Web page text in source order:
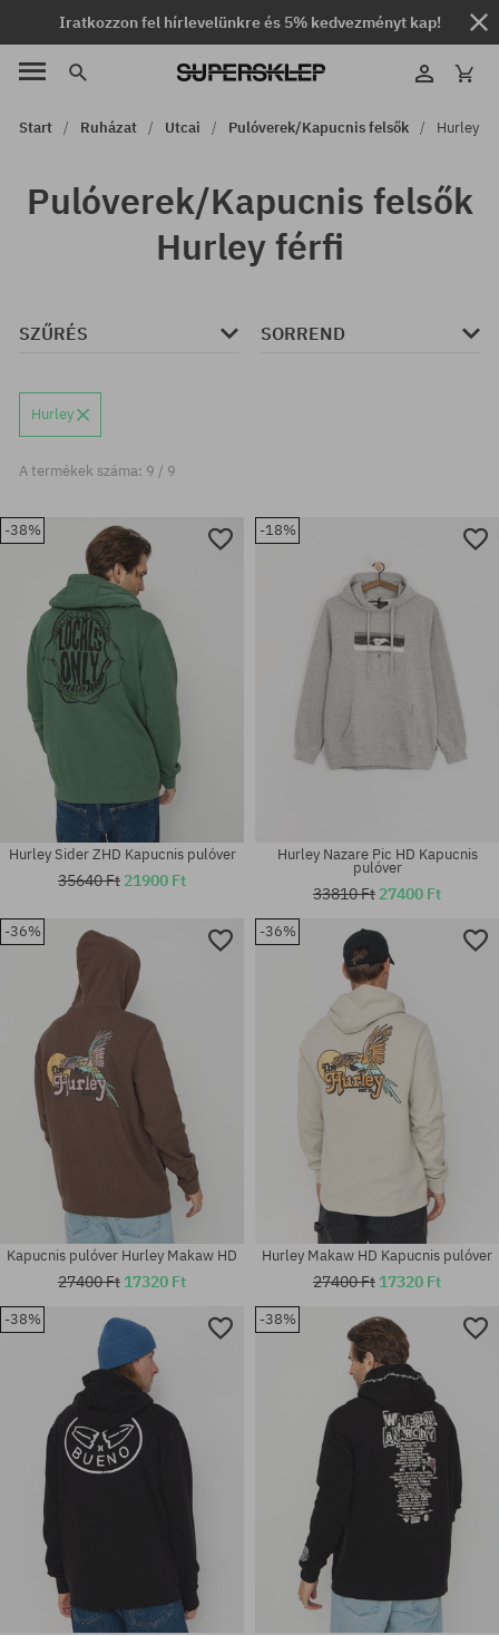
Iratkozzon fel hírlevelünkre és 5% kedvezményt kap!
Start Ruházat Utcai Pulóverek/Kapucnis felsők Hurley
Pulóverek/Kapucnis felsők
Hurley férfi
SZŰRÉS SORREND
Hurley
A termékek száma: 9 / 9
-38%
Elérhető méretek:
Hurley Sider ZHD Kapucnis pulóver
35640 Ft 21900 Ft
-18%
Elérhető méretek:
Hurley Nazare Pic HD Kapucnis
pulóver
33810 Ft 27400 Ft
-36%
Kapucnis pulóver Hurley Makaw HD
27400 Ft 17320 Ft
-36%
Hurley Makaw HD Kapucnis pulóver
27400 Ft 17320 Ft
-38% -38%